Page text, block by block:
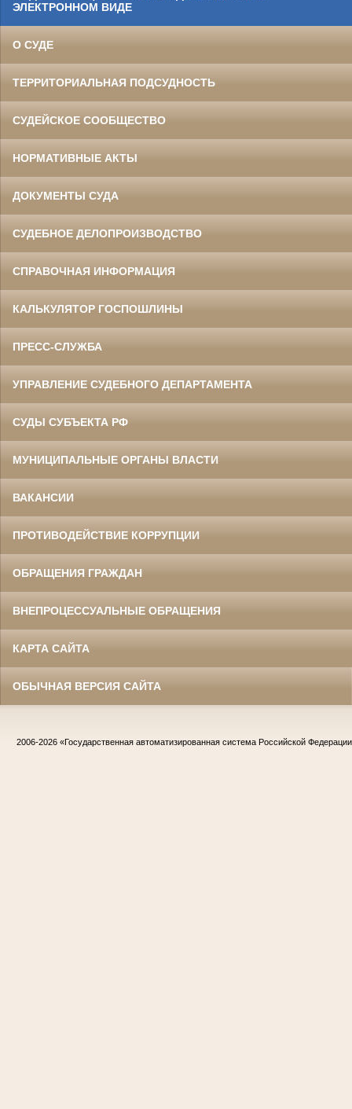
ЭЛЕКТРОННОМ ВИДЕ
О СУДЕ
ТЕРРИТОРИАЛЬНАЯ ПОДСУДНОСТЬ
СУДЕЙСКОЕ СООБЩЕСТВО
НОРМАТИВНЫЕ АКТЫ
ДОКУМЕНТЫ СУДА
СУДЕБНОЕ ДЕЛОПРОИЗВОДСТВО
СПРАВОЧНАЯ ИНФОРМАЦИЯ
КАЛЬКУЛЯТОР ГОСПОШЛИНЫ
ПРЕСС-СЛУЖБА
УПРАВЛЕНИЕ СУДЕБНОГО ДЕПАРТАМЕНТА
СУДЫ СУБЪЕКТА РФ
МУНИЦИПАЛЬНЫЕ ОРГАНЫ ВЛАСТИ
ВАКАНСИИ
ПРОТИВОДЕЙСТВИЕ КОРРУПЦИИ
ОБРАЩЕНИЯ ГРАЖДАН
ВНЕПРОЦЕССУАЛЬНЫЕ ОБРАЩЕНИЯ
КАРТА САЙТА
ОБЫЧНАЯ ВЕРСИЯ САЙТА
2006-2026 «Государственная автоматизированная система Российской